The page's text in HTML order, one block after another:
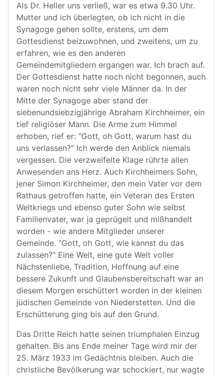
Als Dr. Heller uns verließ, war es etwa 9.30 Uhr.
Mutter und ich überlegten, ob ich nicht in die
Synagoge gehen sollte, erstens, um dem
Gottesdienst beizuwohnen, und zweitens, um zu
erfahren, wie es den anderen
Gemeindemitgliedern ergangen war. Ich brach auf.
Der Gottesdienst hatte noch nicht begonnen, auch
waren noch nicht sehr viele Männer da. In der
Mitte der Synagoge aber stand der
siebenundsiebzigjährige Abraham Kirchheimer, ein
tief religiöser Mann. Die Arme zum Himmel
erhoben, rief er: "Gott, oh Gott, warum hast du
uns verlassen?" Ich werde den Anblick niemals
vergessen. Die verzweifelte Klage rührte allen
Anwesenden ans Herz. Auch Kirchheimers Sohn,
jener Simon Kirchheimer, den mein Vater vor dem
Rathaus getroffen hatte, ein Veteran des Ersten
Weltkriegs und ebenso guter Sohn wie selbst
Familienvater, war ja geprügelt und mißhandelt
worden - wie andere Mitglieder unserer
Gemeinde. "Gott, oh Gott, wie kannst du das
zulassen?" Eine Welt, eine gute Welt voller
Nächstenliebe, Tradition, Hoffnung auf eine
bessere Zukunft und Glaubensbereitschaft war an
diesem Morgen erschüttert worden in der kleinen
jüdischen Gemeinde von Niederstetten. Und die
Erschütterung ging bis auf den Grund.
Das Dritte Reich hatte seinen triumphalen Einzug
gehalten. Bis ans Ende meiner Tage wird mir der
25. März 1933 im Gedächtnis bleiben. Auch die
christliche Bevölkerung war schockiert, nur wagte